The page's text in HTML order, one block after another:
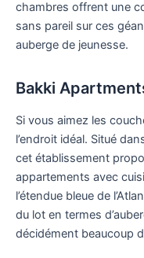
chambres offrent une
sans pareil sur ces
auberge de jeunesse.
Bakki
Si vous aimez les
l’endroit idéal. Situé
cet établissement
appartements avec
l’étendue bleue de
du lot en termes
décidément beaucoup